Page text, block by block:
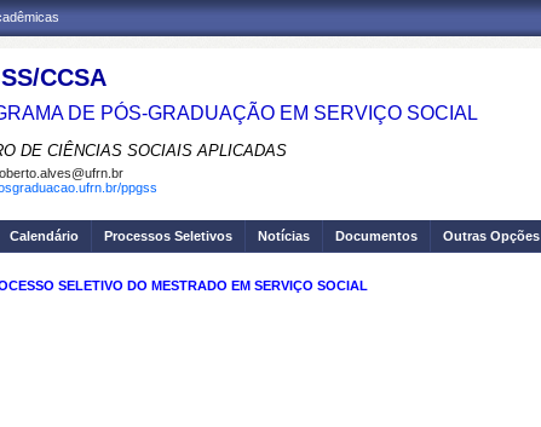
CCSA
DE PÓS-GRADUAÇÃO EM SERVIÇO SOCIAL
DE CIÊNCIAS SOCIAIS APLICADAS
ppgss
Calendário Processos Seletivos Notícias Documentos Outras Opções
SELETIVO DO MESTRADO EM SERVIÇO SOCIAL